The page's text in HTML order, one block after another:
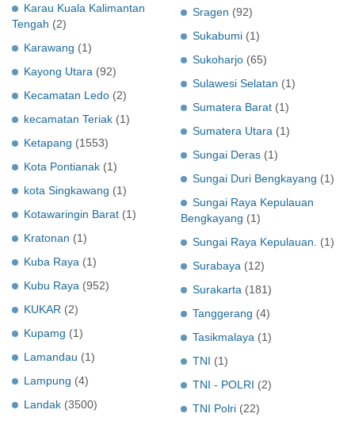
Karau Kuala Kalimantan
Tengah (2)
Karawang (1)
Kayong Utara (92)
Kecamatan Ledo (2)
kecamatan Teriak (1)
Ketapang (1553)
Kota Pontianak (1)
kota Singkawang (1)
Kotawaringin Barat (1)
Kratonan (1)
Kuba Raya (1)
Kubu Raya (952)
KUKAR (2)
Kupamg (1)
Lamandau (1)
Lampung (4)
Landak (3500)
Sragen (92)
Sukabumi (1)
Sukoharjo (65)
Sulawesi Selatan (1)
Sumatera Barat (1)
Sumatera Utara (1)
Sungai Deras (1)
Sungai Duri Bengkayang (1)
Sungai Raya Kepulauan
Bengkayang (1)
Sungai Raya Kepulauan.
(1)
Surabaya (12)
Surakarta (181)
Tanggerang (4)
Tasikmalaya (1)
TNI (1)
TNI - POLRI (2)
TNI Polri (22)